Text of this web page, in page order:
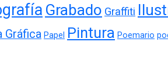
Grabado Graffiti
Gráfica Papel Pintura Poemario